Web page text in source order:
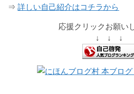
⇒詳しい自己紹介はコチラから
応援クリックお願い
↓ ↓ ↓